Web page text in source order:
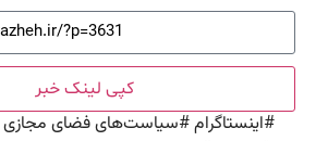
کپی لینک خبر
#اینستاگرام#سیاست‌های فضای مجازی